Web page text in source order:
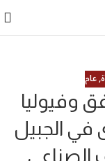
,عام
وفيوليا
في الجبيل
الصناعي